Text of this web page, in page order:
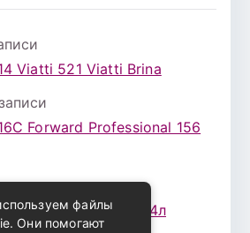
Viatti 521 Viatti Brina
Forward Professional 156
к записи
ZIC X7 (A+) 10W30 4л
файлы
Они помогают